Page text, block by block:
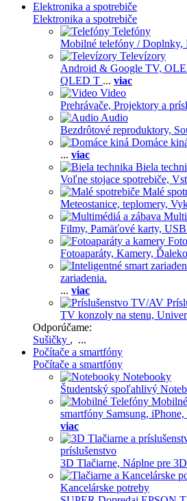
Elektronika a spotrebiče
Elektronika a spotrebiče
Telefóny
Mobilné telefóny / Doplnky,
Televízory
Android & Google TV,
QLED T ... viac
Video
Prehrávače, Projektory a
Audio
Bezdrôtové reproduktory,
Domáce
... viac
Biela
Voľne stojace spotrebiče,
Malé
Meteostanice, teplomery,
Filmy, Pamäťové karty,
Fotoaparáty, Kamery,
zariadenia.
... viac
TV konzoly na stenu,
Odporúčame:
Sušičky , ...
Počítače a smartfóny
Počítače a smartfóny
Notebooky
Študentský spoľahlivý
smartfóny Samsung, iPhone,
viac
príslušenstvo
3D Tlačiarne, Náplne pre
Kancelárske potreby